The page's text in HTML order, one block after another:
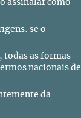
assinalar como
se o
todas as formas
nacionais de
da